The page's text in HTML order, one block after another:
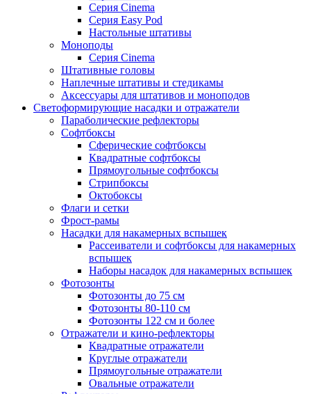
Серия Cinema
Серия Easy Pod
Настольные штативы
Моноподы
Серия Cinema
Штативные головы
Наплечные штативы и стедикамы
Аксессуары для штативов и моноподов
Светоформирующие насадки и отражатели
Параболические рефлекторы
Софтбоксы
Сферические софтбоксы
Квадратные софтбоксы
Прямоугольные софтбоксы
Стрипбоксы
Октобоксы
Флаги и сетки
Фрост-рамы
Насадки для накамерных вспышек
Рассеиватели и софтбоксы для накамерных
вспышек
Наборы насадок для накамерных вспышек
Фотозонты
Фотозонты до 75 см
Фотозонты 80-110 см
Фотозонты 122 см и более
Отражатели и кино-рефлекторы
Квадратные отражатели
Круглые отражатели
Прямоугольные отражатели
Овальные отражатели